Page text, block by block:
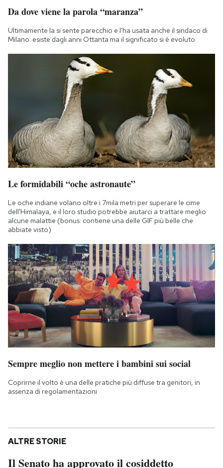
Notifiche mobile
Regala il Post
Hai bisogno di aiuto?
Esci
Da dove viene la parola “maranza”
Ultimamente la si sente parecchio e l'ha usata anche il sindaco di
Milano: esiste dagli anni Ottanta ma il significato si è evoluto
Le formidabili “oche astronaute”
Le oche indiane volano oltre i 7mila metri per superare le cime
dell'Himalaya, e il loro studio potrebbe aiutarci a trattare meglio
alcune malattie (bonus: contiene una delle GIF più belle che
abbiate visto)
Sempre meglio non mettere i bambini sui social
Coprirne il volto è una delle pratiche più diffuse tra genitori, in
assenza di regolamentazioni
ALTRE STORIE
Il Senato ha approvato il cosiddetto